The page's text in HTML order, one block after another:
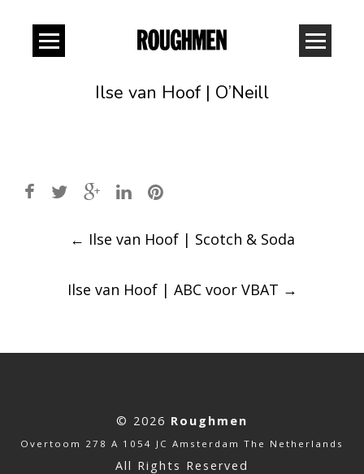
Ilse van Hoof | O’Neill
← Ilse van Hoof | Scotch & Soda
Ilse van Hoof | ABC voor VBAT →
© 2026 Roughmen
Overtoom 278 A 1054 JC Amsterdam The Netherlands
All Rights Reserved